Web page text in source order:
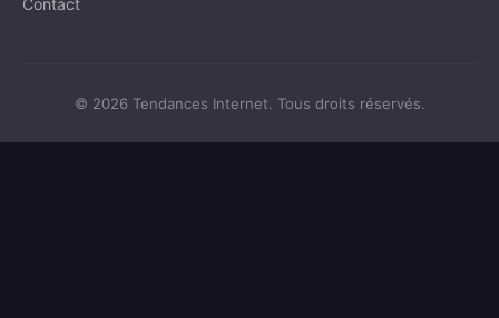
Contact
© 2026 Tendances Internet. Tous droits réservés.